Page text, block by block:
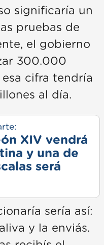
significaría un
pruebas de
el gobierno
300.000
cifra tendría
al día.
XIV vendrá
y una de
será
sería así:
y la enviás.